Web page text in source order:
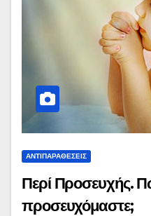
ΑΝΤΙΠΑΡΑΘΕΣΕΙΣ
Περί Προσευχής.
προσευχόμαστε;